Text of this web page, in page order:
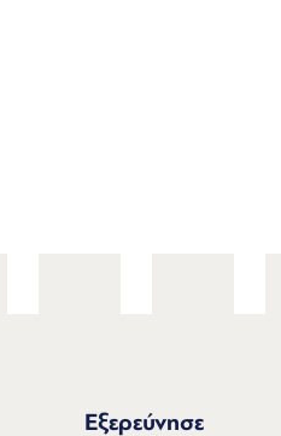
Εξερεύνησε